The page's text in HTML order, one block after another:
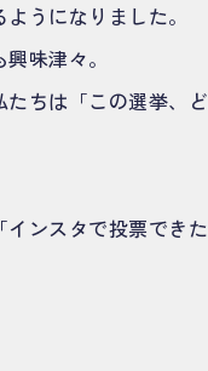
うになりました。
味津々。
ちは「この選挙、ど
インスタで投票できた